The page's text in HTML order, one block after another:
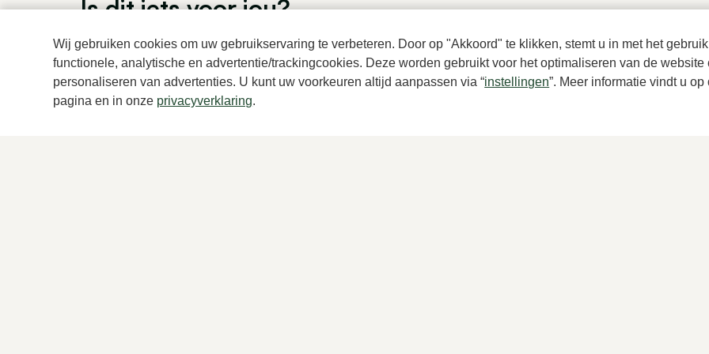
Wij gebruiken cookies om uw gebruikservaring te verbeteren. Door op "Akkoord" te klikken, stemt u in met het
functionele, analytische en advertentie/trackingcookies. Deze worden gebruikt voor het optimaliseren van de website
personaliseren van advertenties. U kunt uw voorkeuren altijd aanpassen via “instellingen”. Meer informatie vindt u
pagina en in onze privacyverklaring.
Is dit iets voor jou?
Sale